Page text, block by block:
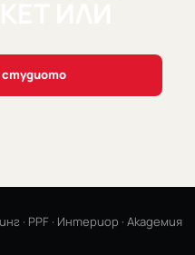
студиото
· PPF · Интериор · Академия